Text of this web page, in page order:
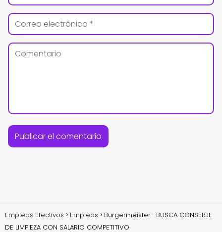
Empleos Efectivos Empleos
Burgermeister- BUSCA CONSERJE
DE LIMPIEZA CON SALARIO COMPETITIVO